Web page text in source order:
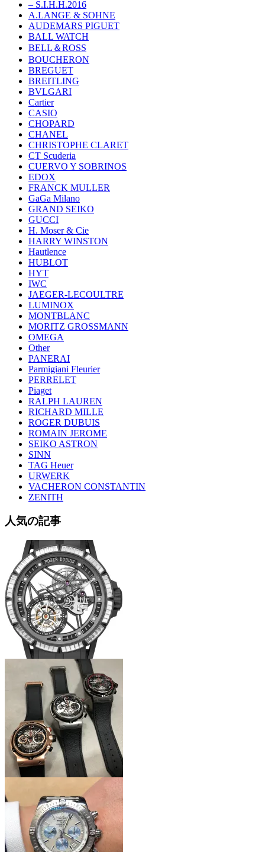
– S.I.H.H.2016
A.LANGE & SOHNE
AUDEMARS PIGUET
BALL WATCH
BELL＆ROSS
BOUCHERON
BREGUET
BREITLING
BVLGARI
Cartier
CASIO
CHOPARD
CHANEL
CHRISTOPHE CLARET
CT Scuderia
CUERVO Y SOBRINOS
EDOX
FRANCK MULLER
GaGa Milano
GRAND SEIKO
GUCCI
H. Moser & Cie
HARRY WINSTON
Hautlence
HUBLOT
HYT
IWC
JAEGER-LECOULTRE
LUMINOX
MONTBLANC
MORITZ GROSSMANN
OMEGA
Other
PANERAI
Parmigiani Fleurier
PERRELET
Piaget
RALPH LAUREN
RICHARD MILLE
ROGER DUBUIS
ROMAIN JEROME
SEIKO ASTRON
SINN
TAG Heuer
URWERK
VACHERON CONSTANTIN
ZENITH
人気の記事